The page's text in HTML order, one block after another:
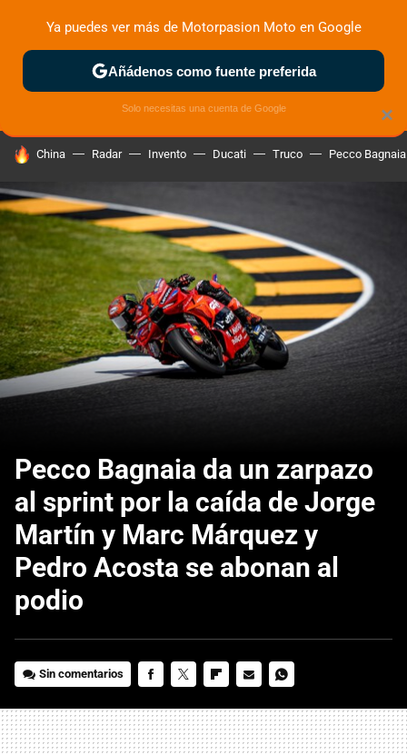
ZONA DE PRUEBAS DEPORTIVAS MOTOS ELÉCTRICAS
HOY SE HABLA DE
China Radar Invento Ducati Truco Pecco Bagnaia
Pecco Bagnaia da un zarpazo
al sprint por la caída de Jorge
Martín y Marc Márquez y
Pedro Acosta se abonan al
podio
Sin comentarios
MAIL
×
Ya puedes ver más de Motorpasion Moto en Google
Añádenos como fuente preferida
Solo necesitas una cuenta de Google